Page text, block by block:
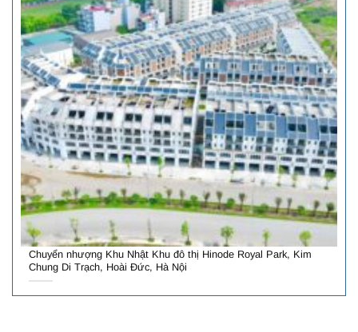
Chuyển nhượng Khu Nhật Khu đô thị Hinode Royal Park, Kim
Chung Di Trạch, Hoài Đức, Hà Nội